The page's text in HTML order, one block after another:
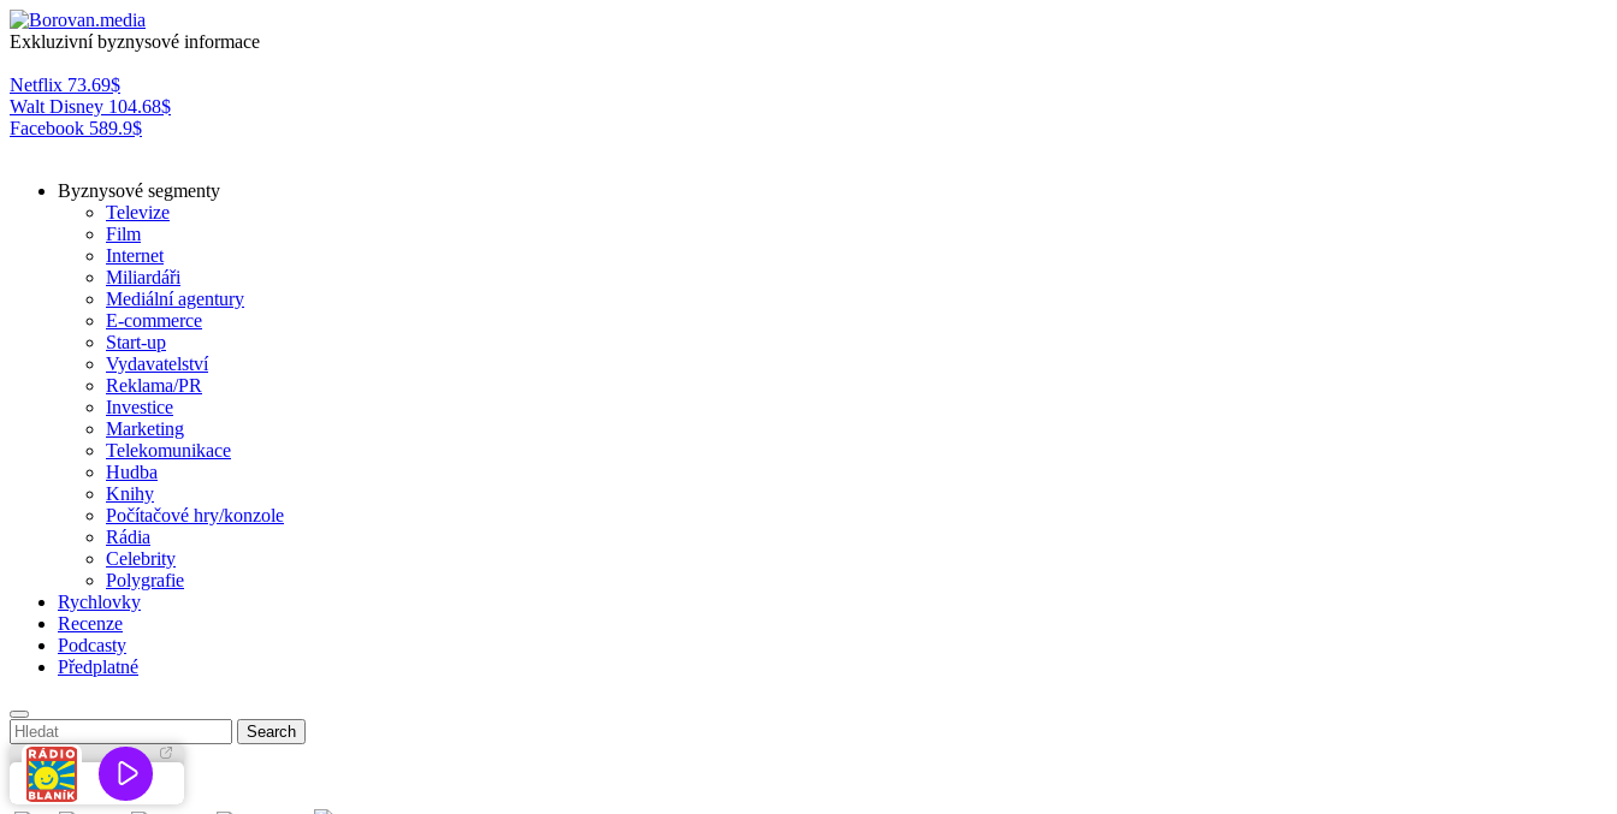
Exkluzivní byznysové informace
Netflix 73.69$
Walt Disney 104.68$
Facebook 589.9$
Byznysové segmenty
Televize
Film
Internet
Miliardáři
Mediální agentury
E-commerce
Start-up
Vydavatelství
Reklama/PR
Investice
Marketing
Telekomunikace
Hudba
Knihy
Počítačové hry/konzole
Rádia
Celebrity
Polygrafie
Rychlovky
Recenze
Podcasty
Předplatné